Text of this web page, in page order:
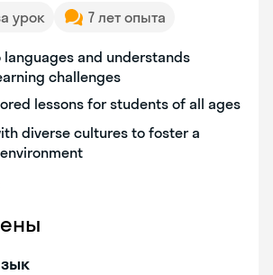
урок 7 лет опыта
languages and understands
challenges
lessons for students of all ages
diverse cultures to foster a